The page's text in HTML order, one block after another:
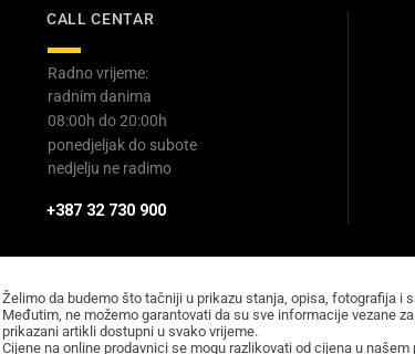
CALL CENTAR
Radno vrijeme:
radnim danima
08:00h do 20:00h
ponedjeljak do subote
nedjelju ne radimo
+387 32 730 900
Želimo da budemo što tačniji u prikazu stanja, opisa, fotografija i
Međutim, ne možemo garantovati da su sve informacije vezane
prikazani artikli dostupni u svako vrijeme.
Cijene na online prodavnici se mogu razlikovati od cijena u